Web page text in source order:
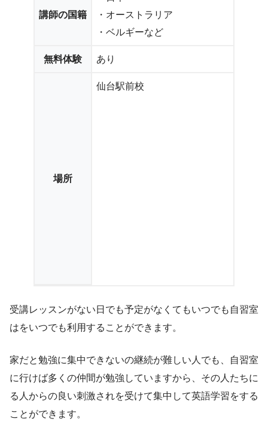
講師の国籍
・オーストラリア
・ベルギーなど
無料体験 あり
場所
仙台駅前校
受講レッスンがない日でも予定がなくてもいつでも自習室
はをいつでも利用することができます。
家だと勉強に集中できないの継続が難しい人でも、自習室
に行けば多くの仲間が勉強していますから、その人たちに
る人からの良い刺激されを受けて集中して英語学習をする
ことができます。